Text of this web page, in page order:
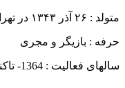
متولد : ۲۶ آذر ۱۳۴۳ در تهران
حرفه : بازیگر و مجری
سالهای فعالیت : 1364- تاکنون